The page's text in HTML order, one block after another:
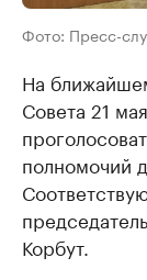
Фото: Пресс-
На
Совета 21
полномочий
Корбут.